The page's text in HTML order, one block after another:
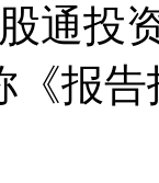
通投
《报